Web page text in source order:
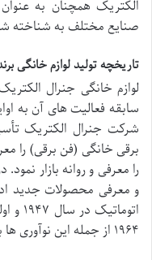
الکتریک همچنان به
صنایع مختلف به شناخته
تاریخچه تولید لوازم خانگی
لوازم خانگی جنرال
شرکت جنرال الکتریک
برقی خانگی (فن برقی) را معرفی
و معرفی محصولات جدید
۱۹۶۴ از جمله این نوآوری ها بوده است.